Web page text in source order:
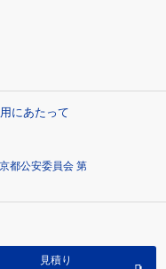
にあたって
都公安委員会 第
見積り